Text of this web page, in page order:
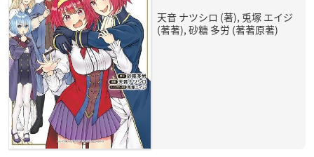
天音 ナツシロ (著), 兎塚 エイジ
(著著), 砂糖 多労 (著著原著)